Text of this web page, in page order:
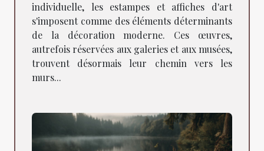
individuelle, les estampes et affiches d'art
s'imposent comme des éléments déterminants
de la décoration moderne. Ces œuvres,
autrefois réservées aux galeries et aux musées,
trouvent désormais leur chemin vers les
murs...